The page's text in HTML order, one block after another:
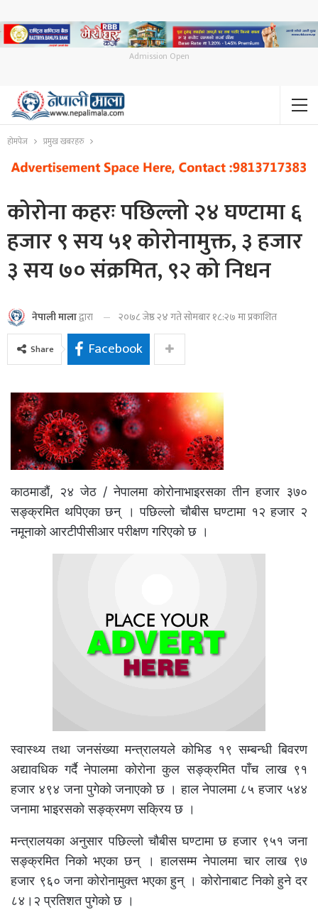
Admission Open
होमपेज प्रमुख खबरहरु
कोरोना कहरः पछिल्लो २४ घण्टामा ६
हजार ९ सय ५१ कोरोनामुक्त, ३ हजार
३ सय ७० संक्रमित, ९२ को निधन
नेपाली मालाद्वारा २०७८ जेष्ठ २४ गते सोमबार १८:२७ मा प्रकाशित
Share Facebook
काठमाडौं, २४ जेठ / नेपालमा कोरोनाभाइरसका तीन हजार ३७०
सङ्क्रमित थपिएका छन् । पछिल्लो चौबीस घण्टामा १२ हजार २
नमूनाको आरटीपीसीआर परीक्षण गरिएको छ ।
स्वास्थ्य तथा जनसंख्या मन्त्रालयले कोभिड १९ सम्बन्धी बिवरण
अद्यावधिक गर्दै नेपालमा कोरोना कुल सङ्क्रमित पाँच लाख ९१
हजार ४९४ जना पुगेको जनाएको छ । हाल नेपालमा ८५ हजार ५४४
जनामा भाइरसको सङ्क्रमण सक्रिय छ ।
मन्त्रालयका अनुसार पछिल्लो चौबीस घण्टामा छ हजार ९५१ जना
सङ्क्रमित निको भएका छन् । हालसम्म नेपालमा चार लाख ९७
हजार ९६० जना कोरोनामुक्त भएका हुन् । कोरोनाबाट निको हुने दर
८४।२ प्रतिशत पुगेको छ ।